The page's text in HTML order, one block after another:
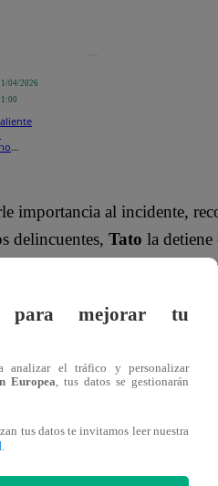
04/2026
importancia al incidente,
delincuentes, Tato la
de seguridad del local
shock.
detalles desconocidos
saber.
a nuestro
para mejorar tu
analizar el tráfico y personalizar
Europea , tus datos se gestionarán
tus datos te invitamos leer nuestra